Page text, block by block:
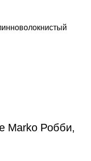
Marko Робби,